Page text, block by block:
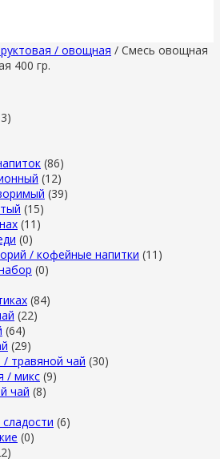
/ овощная / Смесь овощная
400 гр.
(86)
(12)
(39)
(15)
(11)
(0)
/ кофейные напитки (11)
(0)
(84)
(22)
(64)
(29)
травяной чай (30)
/ микс (9)
чай (8)
(6)
(0)